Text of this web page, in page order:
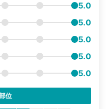
5.0
5.0
5.0
5.0
5.0
位